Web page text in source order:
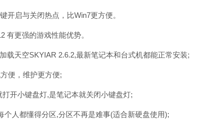
开启与关闭热点，比Win7更方便。
有更强的游戏性能优势。
载天空SKYIAR 2.6.2,最新笔记本和台式机都能正常安装;
便，维护更方便;
开小键盘灯,是笔记本就关闭小键盘灯;
个人都懂得分区,分区不再是难事(适合新硬盘使用);